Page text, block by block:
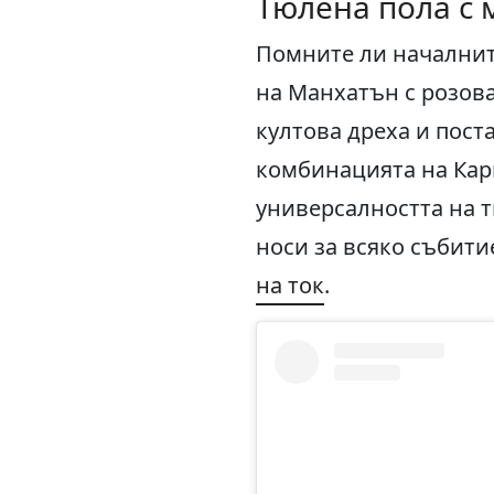
Помните ли
на Манхатън с
култова дреха и
комбинацията на
универсалността на
носи за всяко
на ток.